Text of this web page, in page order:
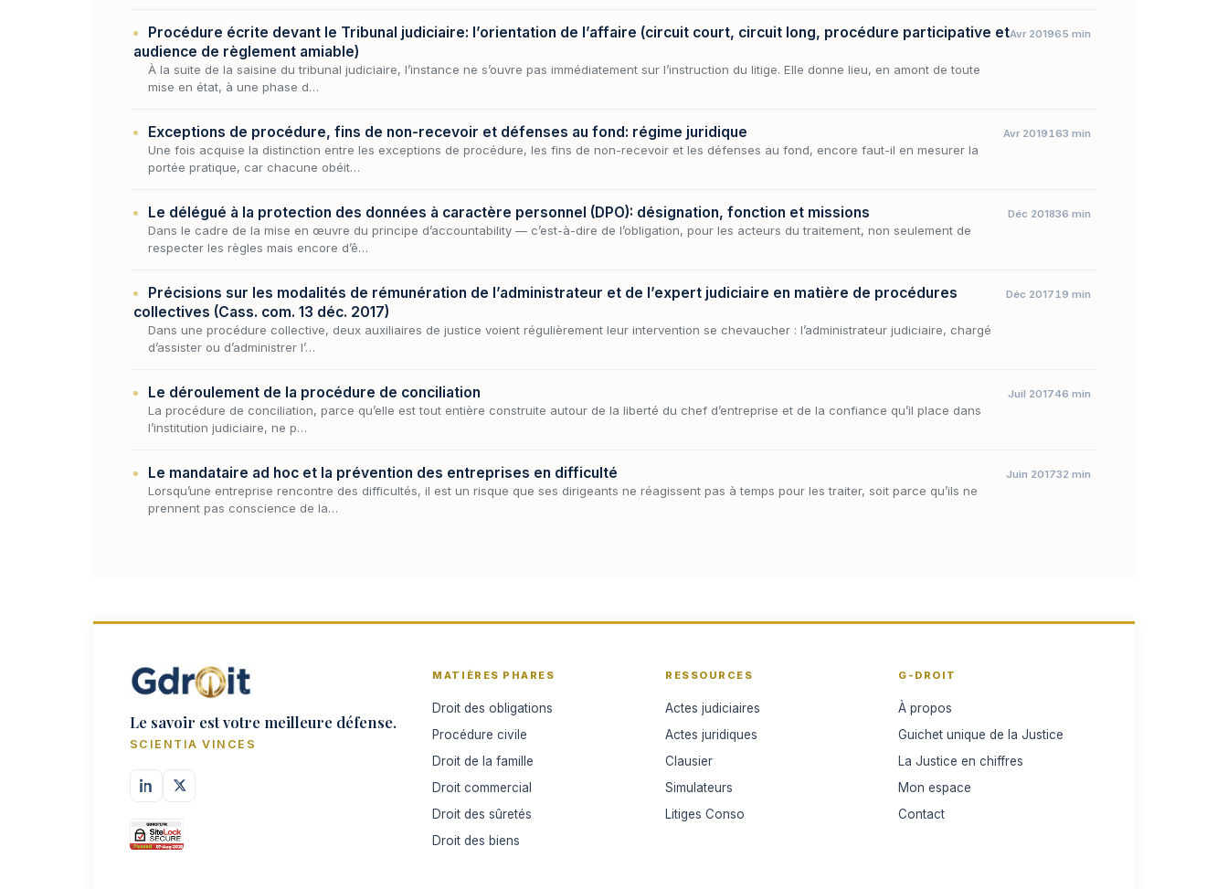
Procédure écrite devant le Tribunal judiciaire: l’orientation de l’affaire (circuit court, circuit long, procédure participative et
audience de règlement amiable)
À la suite de la saisine du tribunal judiciaire, l’instance ne s’ouvre pas immédiatement sur l’instruction du litige. Elle donne lieu, en amont de toute
mise en état, à une phase d…
Avr 201965 min
Exceptions de procédure, fins de non-recevoir et défenses au fond: régime juridique
Une fois acquise la distinction entre les exceptions de procédure, les fins de non-recevoir et les défenses au fond, encore faut-il en mesurer la
portée pratique, car chacune obéit…
Avr 2019163 min
Le délégué à la protection des données à caractère personnel (DPO): désignation, fonction et missions
Dans le cadre de la mise en œuvre du principe d’accountability — c’est-à-dire de l’obligation, pour les acteurs du traitement, non seulement de
respecter les règles mais encore d’ê…
Déc 201836 min
Précisions sur les modalités de rémunération de l’administrateur et de l’expert judiciaire en matière de procédures
collectives (Cass. com. 13 déc. 2017)
Dans une procédure collective, deux auxiliaires de justice voient régulièrement leur intervention se chevaucher : l’administrateur judiciaire, chargé
d’assister ou d’administrer l’…
Déc 201719 min
Le déroulement de la procédure de conciliation
La procédure de conciliation, parce qu’elle est tout entière construite autour de la liberté du chef d’entreprise et de la confiance qu’il place dans
l’institution judiciaire, ne p…
Juil 201746 min
Le mandataire ad hoc et la prévention des entreprises en difficulté
Lorsqu’une entreprise rencontre des difficultés, il est un risque que ses dirigeants ne réagissent pas à temps pour les traiter, soit parce qu’ils ne
prennent pas conscience de la…
Juin 201732 min
Le savoir est votre meilleure défense.
SCIENTIA VINCES
MATIÈRES PHARES
Droit des obligations
Procédure civile
Droit de la famille
Droit commercial
Droit des sûretés
Droit des biens
RESSOURCES
Actes judiciaires
Actes juridiques
Clausier
Simulateurs
Litiges Conso
G-DROIT
À propos
Guichet unique de la Justice
La Justice en chiffres
Mon espace
Contact